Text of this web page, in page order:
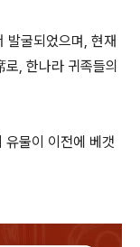
발굴되었으며, 현재
, 한나라 귀족들의
유물이 이전에 베갯